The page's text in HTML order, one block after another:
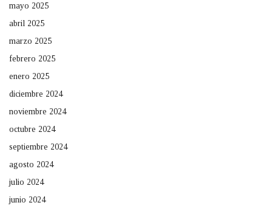
mayo 2025
abril 2025
marzo 2025
febrero 2025
enero 2025
diciembre 2024
noviembre 2024
octubre 2024
septiembre 2024
agosto 2024
julio 2024
junio 2024